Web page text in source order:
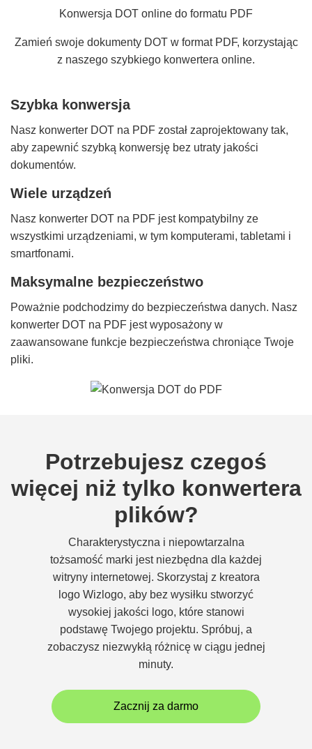
Konwersja DOT online do formatu PDF
Zamień swoje dokumenty DOT w format PDF, korzystając
z naszego szybkiego konwertera online.
Szybka konwersja
Nasz konwerter DOT na PDF został zaprojektowany tak,
aby zapewnić szybką konwersję bez utraty jakości
dokumentów.
Wiele urządzeń
Nasz konwerter DOT na PDF jest kompatybilny ze
wszystkimi urządzeniami, w tym komputerami, tabletami i
smartfonami.
Maksymalne bezpieczeństwo
Poważnie podchodzimy do bezpieczeństwa danych. Nasz
konwerter DOT na PDF jest wyposażony w
zaawansowane funkcje bezpieczeństwa chroniące Twoje
pliki.
Potrzebujesz czegoś
więcej niż tylko konwertera
plików?
Charakterystyczna i niepowtarzalna
tożsamość marki jest niezbędna dla każdej
witryny internetowej. Skorzystaj z kreatora
logo Wizlogo, aby bez wysiłku stworzyć
wysokiej jakości logo, które stanowi
podstawę Twojego projektu. Spróbuj, a
zobaczysz niezwykłą różnicę w ciągu jednej
minuty.
Zacznij za darmo